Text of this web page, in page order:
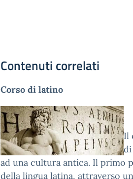
Contenuti correlati
Corso di latino
Il
di
ad una cultura antica. Il primo
della lingua latina, attraverso